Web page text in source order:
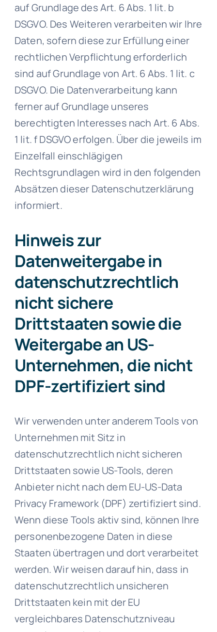
auf Grundlage des Art. 6 Abs. 1 lit. b
DSGVO. Des Weiteren verarbeiten wir Ihre
Daten, sofern diese zur Erfüllung einer
rechtlichen Verpflichtung erforderlich
sind auf Grundlage von Art. 6 Abs. 1 lit. c
DSGVO. Die Datenverarbeitung kann
ferner auf Grundlage unseres
berechtigten Interesses nach Art. 6 Abs.
1 lit. f DSGVO erfolgen. Über die jeweils im
Einzelfall einschlägigen
Rechtsgrundlagen wird in den folgenden
Absätzen dieser Datenschutzerklärung
informiert.
Hinweis zur
Datenweitergabe in
datenschutzrechtlich
nicht sichere
Drittstaaten sowie die
Weitergabe an US-
Unternehmen, die nicht
DPF-zertifiziert sind
Wir verwenden unter anderem Tools von
Unternehmen mit Sitz in
datenschutzrechtlich nicht sicheren
Drittstaaten sowie US-Tools, deren
Anbieter nicht nach dem EU-US-Data
Privacy Framework (DPF) zertifiziert sind.
Wenn diese Tools aktiv sind, können Ihre
personenbezogene Daten in diese
Staaten übertragen und dort verarbeitet
werden. Wir weisen darauf hin, dass in
datenschutzrechtlich unsicheren
Drittstaaten kein mit der EU
vergleichbares Datenschutzniveau